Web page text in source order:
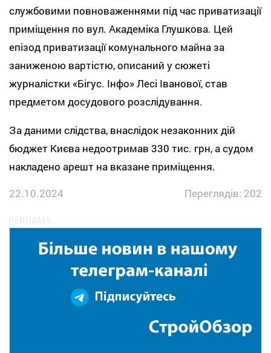
службовими повноваженнями під час приватизації
приміщення по вул. Академіка Глушкова. Цей
епізод приватизації комунального майна за
заниженою вартістю, описаний у сюжеті
журналістки «Бігус. Інфо» Лесі Іванової, став
предметом досудового розслідування.
За даними слідства, внаслідок незаконних дій
бюджет Києва недоотримав 330 тис. грн, а судом
накладено арешт на вказане приміщення.
22.10.2024
Переглядів: 202